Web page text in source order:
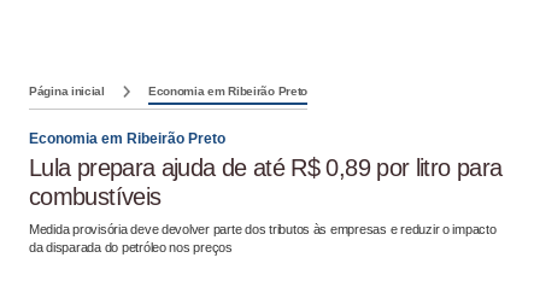
Página inicial Economia em Ribeirão Preto
Economia em Ribeirão Preto
Lula prepara ajuda de até R$ 0,89 por litro para
combustíveis
Medida provisória deve devolver parte dos tributos às empresas e reduzir o impacto
da disparada do petróleo nos preços